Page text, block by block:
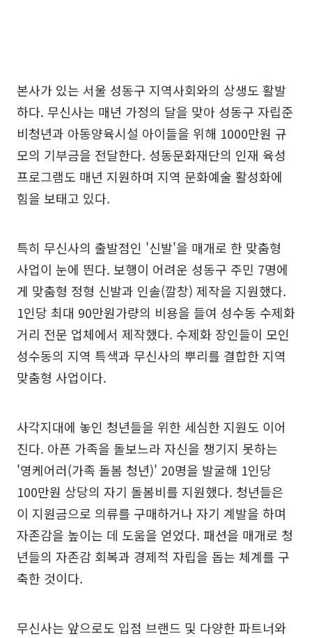
본사가 있는 서울 성동구 지역사회와의 상생도 활발
하다. 무신사는 매년 가정의 달을 맞아 성동구 자립준
비청년과 아동양육시설 아이들을 위해 1000만원 규
모의 기부금을 전달한다. 성동문화재단의 인재 육성
프로그램도 매년 지원하며 지역 문화예술 활성화에
힘을 보태고 있다.
특히 무신사의 출발점인 '신발'을 매개로 한 맞춤형
사업이 눈에 띈다. 보행이 어려운 성동구 주민 7명에
게 맞춤형 정형 신발과 인솔(깔창) 제작을 지원했다.
1인당 최대 90만원가량의 비용을 들여 성수동 수제화
거리 전문 업체에서 제작했다. 수제화 장인들이 모인
성수동의 지역 특색과 무신사의 뿌리를 결합한 지역
맞춤형 사업이다.
사각지대에 놓인 청년들을 위한 세심한 지원도 이어
진다. 아픈 가족을 돌보느라 자신을 챙기지 못하는
'영케어러(가족 돌봄 청년)' 20명을 발굴해 1인당
100만원 상당의 자기 돌봄비를 지원했다. 청년들은
이 지원금으로 의류를 구매하거나 자기 계발을 하며
자존감을 높이는 데 도움을 얻었다. 패션을 매개로 청
년들의 자존감 회복과 경제적 자립을 돕는 체계를 구
축한 것이다.
무신사는 앞으로도 입점 브랜드 및 다양한 파트너와